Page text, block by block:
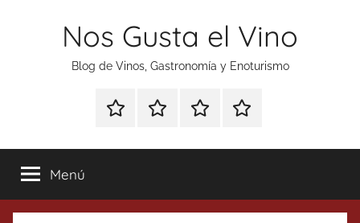
Nos Gusta el Vino
Blog de Vinos, Gastronomía y Enoturismo
Especial
Tonics
Enoturismo
Gastronomía
RankingContacto
Menú